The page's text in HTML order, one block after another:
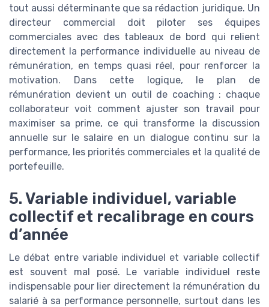
tout aussi déterminante que sa rédaction juridique. Un
directeur commercial doit piloter ses équipes
commerciales avec des tableaux de bord qui relient
directement la performance individuelle au niveau de
rémunération, en temps quasi réel, pour renforcer la
motivation. Dans cette logique, le plan de
rémunération devient un outil de coaching : chaque
collaborateur voit comment ajuster son travail pour
maximiser sa prime, ce qui transforme la discussion
annuelle sur le salaire en un dialogue continu sur la
performance, les priorités commerciales et la qualité de
portefeuille.
5. Variable individuel, variable
collectif et recalibrage en cours
d’année
Le débat entre variable individuel et variable collectif
est souvent mal posé. Le variable individuel reste
indispensable pour lier directement la rémunération du
salarié à sa performance personnelle, surtout dans les